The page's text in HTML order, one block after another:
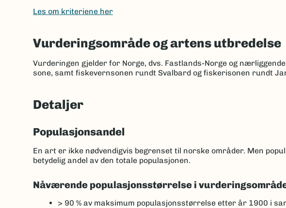
Les om kriteriene her
Vurderingsområde og artens utbredelse
Vurderingen gjelder for Norge, dvs. Fastlands-Norge og
sone, samt fiskevernsonen rundt Svalbard og fiskerisonen rundt
Detaljer
Populasjonsandel
En art er ikke nødvendigvis begrenset til norske områder. Men
betydelig andel av den totale populasjonen.
Nåværende populasjonsstørrelse i
> 90 % av maksimum populasjonsstørrelse etter år 1900 i